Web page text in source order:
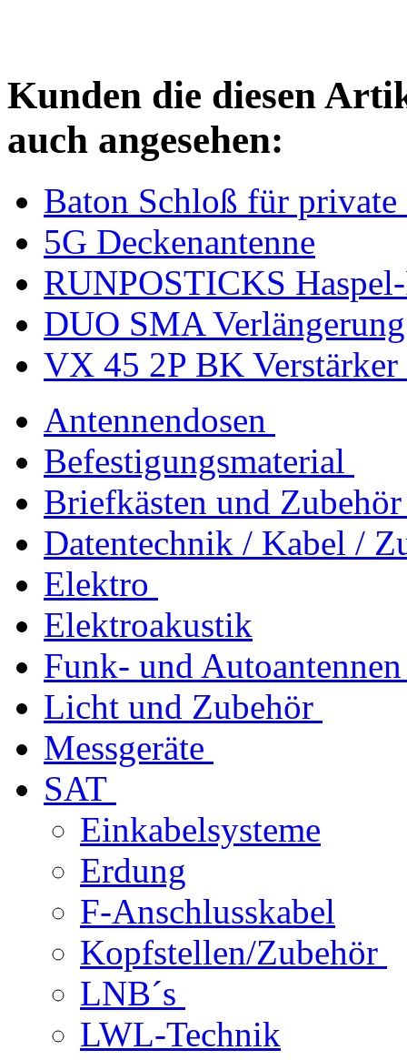
Kunden die diesen
auch angesehen:
Baton Schloß für private
5G Deckenantenne
RUNPOSTICKS
DUO SMA
VX 45 2P BK
Antennendosen
Befestigungsmaterial
Briefkästen und Zubehör
Datentechnik / Kabel /
Elektro
Elektroakustik
Funk- und Autoantennen
Licht und Zubehör
Messgeräte
SAT
Einkabelsysteme
Erdung
F-Anschlusskabel
Kopfstellen/Zubehör
LNB´s
LWL-Technik